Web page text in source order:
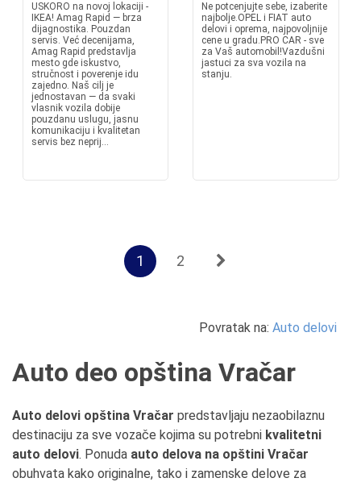
USKORO na novoj lokaciji -
IKEA! Amag Rapid — brza
dijagnostika. Pouzdan
servis. Već decenijama,
Amag Rapid predstavlja
mesto gde iskustvo,
stručnost i poverenje idu
zajedno. Naš cilj je
jednostavan — da svaki
vlasnik vozila dobije
pouzdanu uslugu, jasnu
komunikaciju i kvalitetan
servis bez neprij...
Ne potcenjujte sebe, izaberite
najbolje.OPEL i FIAT auto
delovi i oprema, najpovoljnije
cene u gradu.PRO CAR - sve
za Vaš automobil!Vazdušni
jastuci za sva vozila na
stanju.
1 2
Povratak na: Auto delovi
Auto deo opština Vračar
Auto delovi opština Vračar predstavljaju nezaobilaznu
destinaciju za sve vozače kojima su potrebni kvalitetni
auto delovi. Ponuda auto delova na opštini Vračar
obuhvata kako originalne, tako i zamenske delove za